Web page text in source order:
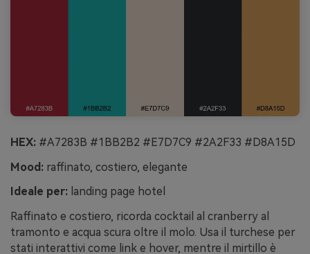
HEX: #A7283B #1BB2B2 #E7D7C9 #2A2F33 #D8A15D
Mood: raffinato, costiero, elegante
Ideale per: landing page hotel
Raffinato e costiero, ricorda cocktail al cranberry al
tramonto e acqua scura oltre il molo. Usa il turchese per
stati interattivi come link e hover, mentre il mirtillo è